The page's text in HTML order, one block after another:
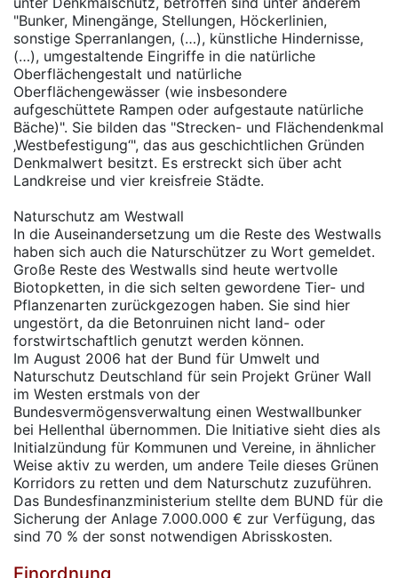
"Bunker, Minengänge, Stellungen, Höckerlinien,
sonstige Sperranlangen, (…), künstliche Hindernisse,
(…), umgestaltende Eingriffe in die natürliche
Oberflächengestalt und natürliche
Oberflächengewässer (wie insbesondere
aufgeschüttete Rampen oder aufgestaute natürliche
Bäche)". Sie bilden das "Strecken- und Flächendenkmal
‚Westbefestigung‘", das aus geschichtlichen Gründen
Denkmalwert besitzt. Es erstreckt sich über acht
Landkreise und vier kreisfreie Städte.
Naturschutz am Westwall
In die Auseinandersetzung um die Reste des Westwalls
haben sich auch die Naturschützer zu Wort gemeldet.
Große Reste des Westwalls sind heute wertvolle
Biotopketten, in die sich selten gewordene Tier- und
Pflanzenarten zurückgezogen haben. Sie sind hier
ungestört, da die Betonruinen nicht land- oder
forstwirtschaftlich genutzt werden können.
Im August 2006 hat der Bund für Umwelt und
Naturschutz Deutschland für sein Projekt Grüner Wall
im Westen erstmals von der
Bundesvermögensverwaltung einen Westwallbunker
bei Hellenthal übernommen. Die Initiative sieht dies als
Initialzündung für Kommunen und Vereine, in ähnlicher
Weise aktiv zu werden, um andere Teile dieses Grünen
Korridors zu retten und dem Naturschutz zuzuführen.
Das Bundesfinanzministerium stellte dem BUND für die
Sicherung der Anlage 7.000.000 € zur Verfügung, das
sind 70 % der sonst notwendigen Abrisskosten.
Einordnung